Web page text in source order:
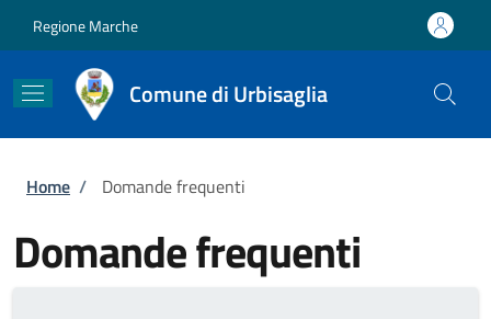
Regione Marche
Comune di Urbisaglia
Briciole di pane
Home / Domande frequenti
Domande frequenti